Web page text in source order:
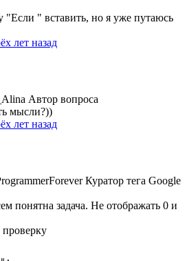
"Если " вставить, но я уже путаюсь
лет назад
Автор вопроса
мысли?))
лет назад
Куратор тега Google
понятна задача. Не отображать 0 и